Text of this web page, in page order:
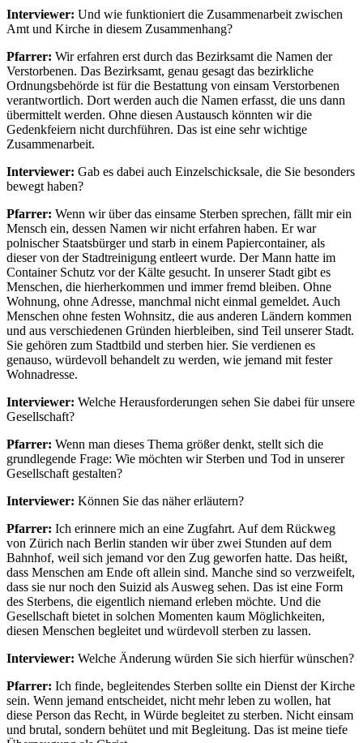
Interviewer: Und wie funktioniert die Zusammenarbeit zwischen
Amt und Kirche in diesem Zusammenhang?
Pfarrer: Wir erfahren erst durch das Bezirksamt die Namen der
Verstorbenen. Das Bezirksamt, genau gesagt das bezirkliche
Ordnungsbehörde ist für die Bestattung von einsam Verstorbenen
verantwortlich. Dort werden auch die Namen erfasst, die uns dann
übermittelt werden. Ohne diesen Austausch könnten wir die
Gedenkfeiern nicht durchführen. Das ist eine sehr wichtige
Zusammenarbeit.
Interviewer: Gab es dabei auch Einzelschicksale, die Sie besonders
bewegt haben?
Pfarrer: Wenn wir über das einsame Sterben sprechen, fällt mir ein
Mensch ein, dessen Namen wir nicht erfahren haben. Er war
polnischer Staatsbürger und starb in einem Papiercontainer, als
dieser von der Stadtreinigung entleert wurde. Der Mann hatte im
Container Schutz vor der Kälte gesucht. In unserer Stadt gibt es
Menschen, die hierherkommen und immer fremd bleiben. Ohne
Wohnung, ohne Adresse, manchmal nicht einmal gemeldet. Auch
Menschen ohne festen Wohnsitz, die aus anderen Ländern kommen
und aus verschiedenen Gründen hierbleiben, sind Teil unserer Stadt.
Sie gehören zum Stadtbild und sterben hier. Sie verdienen es
genauso, würdevoll behandelt zu werden, wie jemand mit fester
Wohnadresse.
Interviewer: Welche Herausforderungen sehen Sie dabei für unsere
Gesellschaft?
Pfarrer: Wenn man dieses Thema größer denkt, stellt sich die
grundlegende Frage: Wie möchten wir Sterben und Tod in unserer
Gesellschaft gestalten?
Interviewer: Können Sie das näher erläutern?
Pfarrer: Ich erinnere mich an eine Zugfahrt. Auf dem Rückweg
von Zürich nach Berlin standen wir über zwei Stunden auf dem
Bahnhof, weil sich jemand vor den Zug geworfen hatte. Das heißt,
dass Menschen am Ende oft allein sind. Manche sind so verzweifelt,
dass sie nur noch den Suizid als Ausweg sehen. Das ist eine Form
des Sterbens, die eigentlich niemand erleben möchte. Und die
Gesellschaft bietet in solchen Momenten kaum Möglichkeiten,
diesen Menschen begleitet und würdevoll sterben zu lassen.
Interviewer: Welche Änderung würden Sie sich hierfür wünschen?
Pfarrer: Ich finde, begleitendes Sterben sollte ein Dienst der Kirche
sein. Wenn jemand entscheidet, nicht mehr leben zu wollen, hat
diese Person das Recht, in Würde begleitet zu sterben. Nicht einsam
und brutal, sondern behütet und mit Begleitung. Das ist meine tiefe